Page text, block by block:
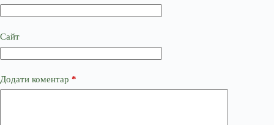
Сайт
Додати коментар *